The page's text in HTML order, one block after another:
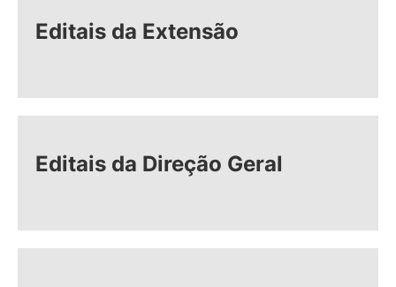
Editais da Extensão
Editais da Direção Geral